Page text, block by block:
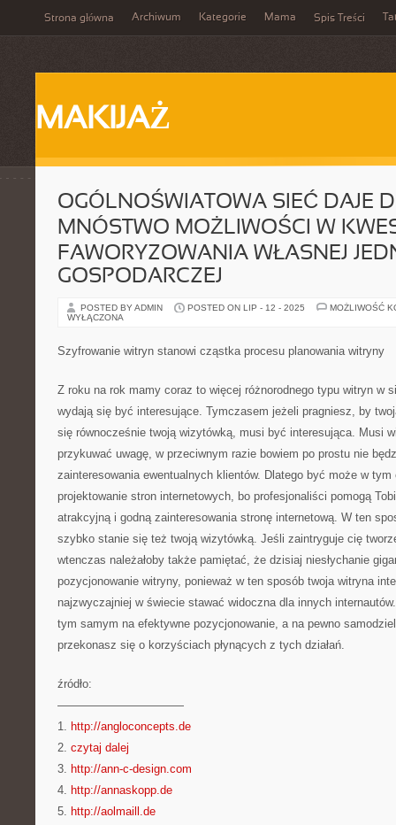
Strona główna Archiwum Kategorie Mama Spis Treści
MAKIJAŻ
OGÓLNOŚWIATOWA SIEĆ DAJE
MNÓSTWO MOŻLIWOŚCI W
FAWORYZOWANIA WŁASNEJ
GOSPODARCZEJ
POSTED BY ADMIN POSTED ON LIP - 12 - 2025
MOŻLIWOŚĆ
WYŁĄCZONA
Szyfrowanie witryn stanowi cząstka procesu planowania witryny
Z roku na rok mamy coraz to więcej różnorodnego typu witryn w
wydają się być interesujące. Tymczasem jeżeli pragniesz, by
się równocześnie twoją wizytówką, musi być interesująca. Musi
przykuwać uwagę, w przeciwnym razie bowiem po prostu nie
zainteresowania ewentualnych klientów. Dlatego być może w
projektowanie stron internetowych, bo profesjonaliści pomogą
atrakcyjną i godną zainteresowania stronę internetową. W ten
szybko stanie się też twoją wizytówką. Jeśli zaintryguje cię
wtenczas należałoby także pamiętać, że dzisiaj niesłychanie
pozycjonowanie witryny, ponieważ w ten sposób twoja witryna
najzwyczajniej w świecie stawać widoczna dla innych
tym samym na efektywne pozycjonowanie, a na pewno
przekonasz się o korzyściach płynących z tych działań.
źródło:
———————————
1. http://angloconcepts.de
2. czytaj dalej
3. http://ann-c-design.com
4. http://annaskopp.de
5. http://aolmaill.de